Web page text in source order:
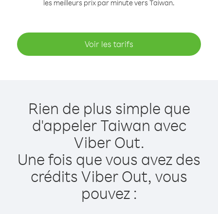
les meilleurs prix par minute vers Taiwan.
Voir les tarifs
Rien de plus simple que
d'appeler Taiwan avec
Viber Out.
Une fois que vous avez des
crédits Viber Out, vous
pouvez :